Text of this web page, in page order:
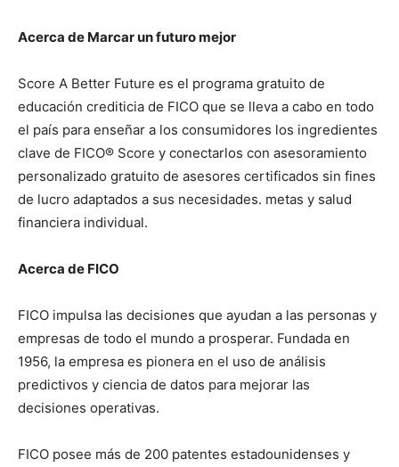
Acerca de Marcar un futuro mejor
Score A Better Future es el programa gratuito de
educación crediticia de FICO que se lleva a cabo en todo
el país para enseñar a los consumidores los ingredientes
clave de FICO® Score y conectarlos con asesoramiento
personalizado gratuito de asesores certificados sin fines
de lucro adaptados a sus necesidades. metas y salud
financiera individual.
Acerca de FICO
FICO impulsa las decisiones que ayudan a las personas y
empresas de todo el mundo a prosperar. Fundada en
1956, la empresa es pionera en el uso de análisis
predictivos y ciencia de datos para mejorar las
decisiones operativas.
FICO posee más de 200 patentes estadounidenses y